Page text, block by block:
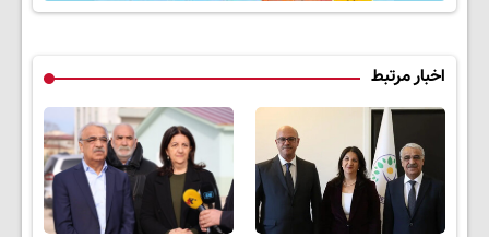
اخبار مرتبط